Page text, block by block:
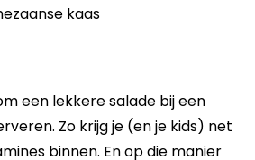
kaas
een lekkere salade bij een
Zo krijg je (en je kids) net
binnen. En op die manier